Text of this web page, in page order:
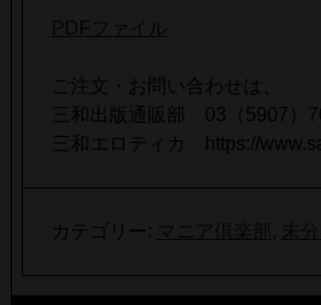
PDFファイル
ご注文・お問い合わせは、
三和出版通販部 03（5907）
三和エロティカ https://
カテゴリー: マニア倶楽部 , 未分